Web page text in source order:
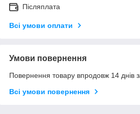
Післяплата
Всі умови оплати
Умови повернення
Повернення товару впродовж 14 днів
Всі умови повернення